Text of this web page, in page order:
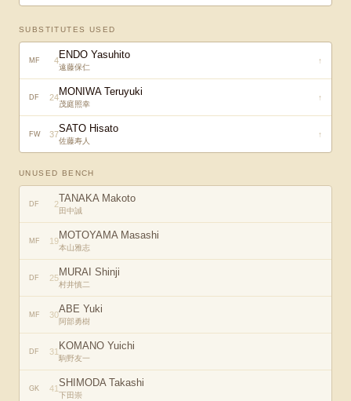
SUBSTITUTES USED
MF 4ENDO Yasuhito
遠藤保仁
↑
DF 24MONIWA Teruyuki
茂庭照幸
↑
FW 37SATO Hisato
佐藤寿人
↑
UNUSED BENCH
DF 2TANAKA Makoto
田中誠
MF 19MOTOYAMA Masashi
本山雅志
DF 25MURAI Shinji
村井慎二
MF 30ABE Yuki
阿部勇樹
DF 31 KOMANO Yuichi
駒野友一
GK 41SHIMODA Takashi
下田崇